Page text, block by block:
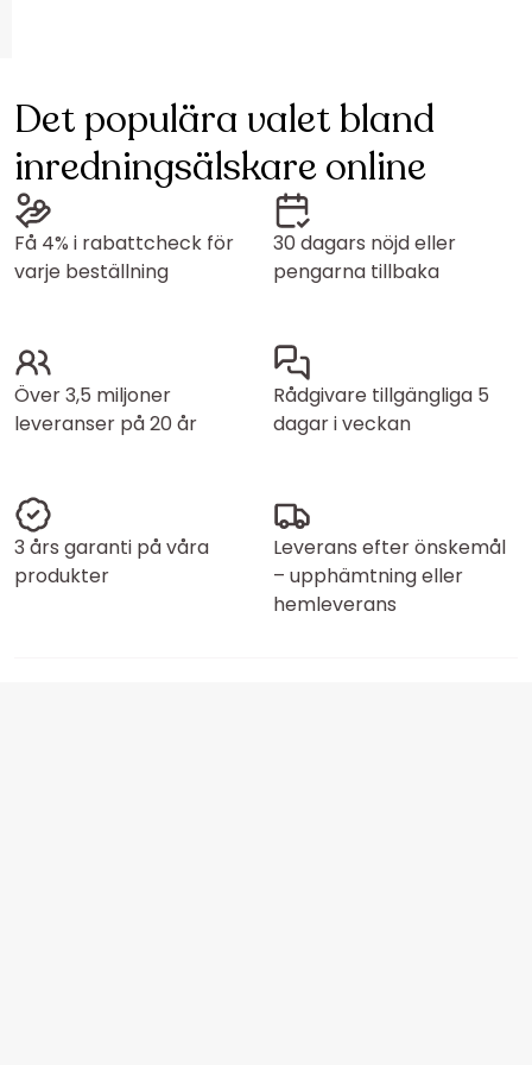
Det populära valet bland
inredningsälskare online
Få 4% i rabattcheck för
varje beställning
30 dagars nöjd eller
pengarna tillbaka
Över 3,5 miljoner
leveranser på 20 år
Rådgivare tillgängliga 5
dagar i veckan
3 års garanti på våra
produkter
Leverans efter önskemål
– upphämtning eller
hemleverans